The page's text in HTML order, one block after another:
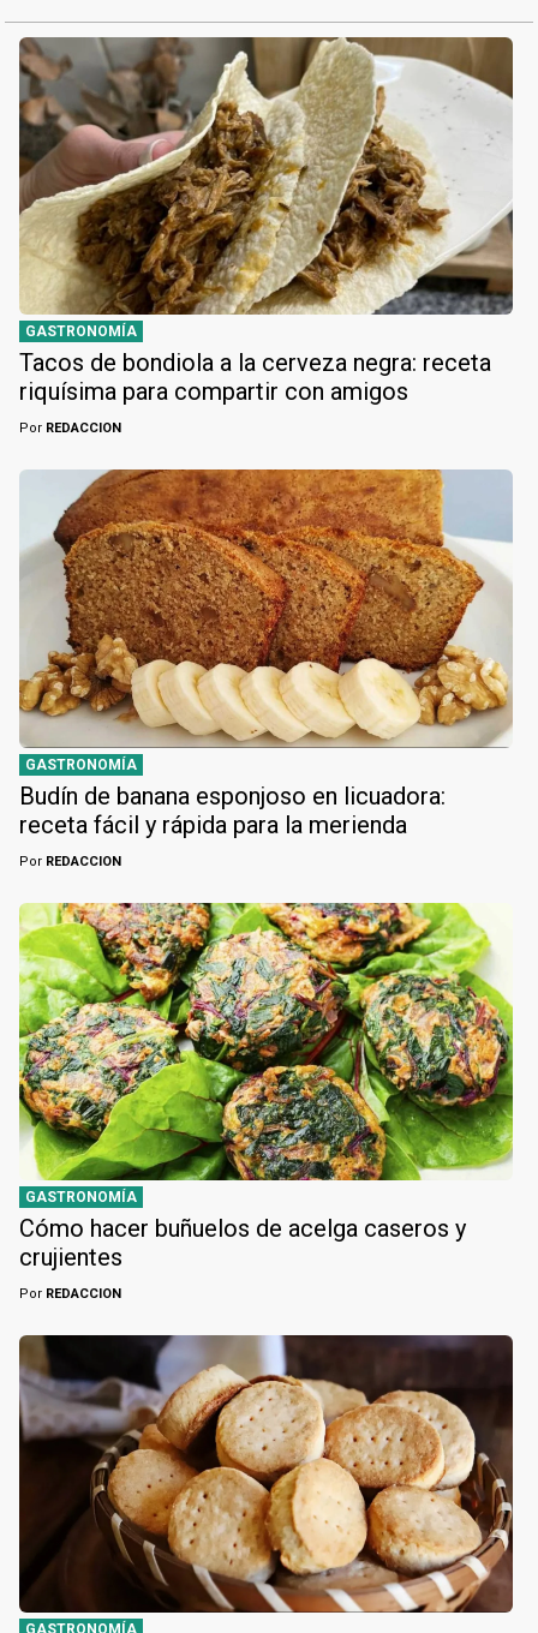
GASTRONOMÍA
Tacos de bondiola a la cerveza negra: receta
riquísima para compartir con amigos
Por REDACCION
GASTRONOMÍA
Budín de banana esponjoso en licuadora:
receta fácil y rápida para la merienda
Por REDACCION
GASTRONOMÍA
Cómo hacer buñuelos de acelga caseros y
crujientes
Por REDACCION
GASTRONOMÍA